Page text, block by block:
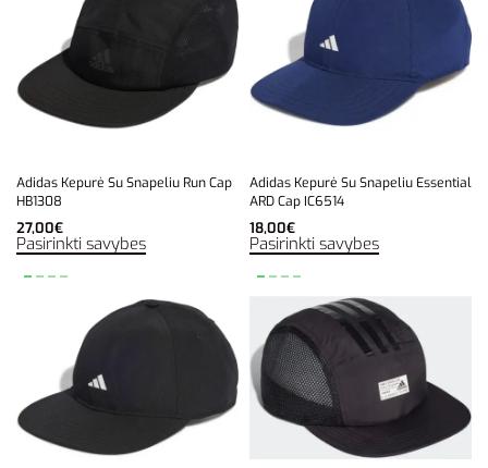
Adidas Kepurė Su Snapeliu Run Cap
HB1308
27,00€
Pasirinkti savybes
Adidas Kepurė Su Snapeliu Essential
ARD Cap IC6514
18,00€
Pasirinkti savybes